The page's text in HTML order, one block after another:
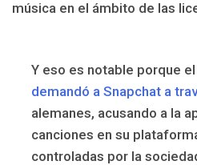
música en el ámbito de las
Y eso es notable porque
demandó a Snapchat a
alemanes, acusando a la
canciones en su
controladas por la